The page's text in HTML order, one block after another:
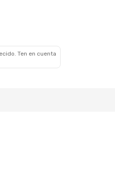
Ten en cuenta